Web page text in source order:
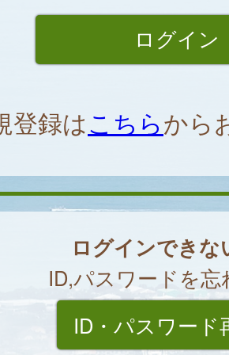
登録はこちらから
ログインできな
ID,パスワードを忘
ID・パスワード